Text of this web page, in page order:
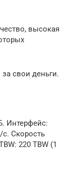
высокая
свои деньги.
Интерфейс:
с. Скорость
220 TBW (1